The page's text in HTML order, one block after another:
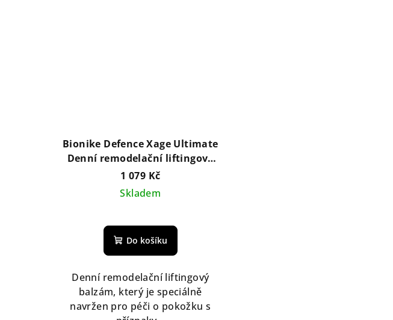
Bionike Defence Xage Ultimate
Denní remodelační liftingový
balzám 50 ml
1 079 Kč
Skladem
Do košíku
Denní remodelační liftingový
balzám, který je speciálně
navržen pro péči o pokožku s